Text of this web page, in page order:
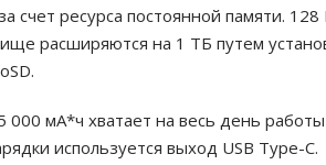
счет ресурса постоянной памяти. 128
расширяются на 1 ТБ путем
000 мА*ч хватает на весь день
используется выход USB Type-C.